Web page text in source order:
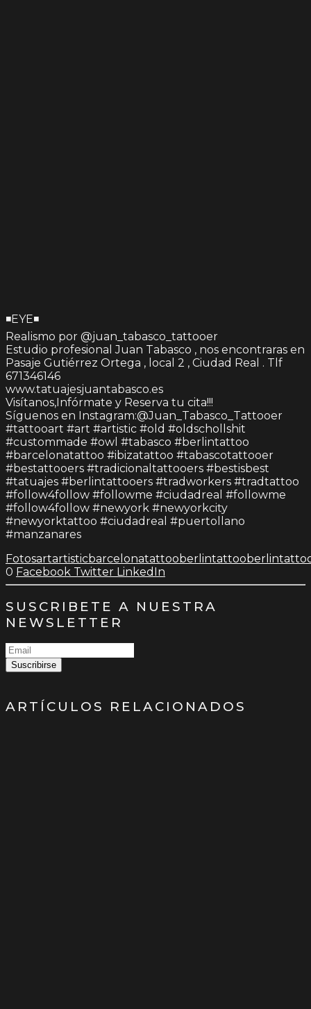
◾️EYE◾️
Realismo por @juan_tabasco_tattooer
Estudio profesional Juan Tabasco , nos encontraras en
Pasaje Gutiérrez Ortega , local 2 , Ciudad Real . Tlf
671346146
www.tatuajesjuantabasco.es
Visítanos,Infórmate y Reserva tu cita!!!
Síguenos en Instagram:@Juan_Tabasco_Tattooer
#tattooart #art #artistic #old #oldschollshit
#custommade #owl #tabasco #berlintattoo
#barcelonatattoo #ibizatattoo #tabascotattooer
#bestattooers #tradicionaltattooers #bestisbest
#tatuajes #berlintattooers #tradworkers #tradtattoo
#follow4follow #followme #ciudadreal #followme
#follow4follow #newyork #newyorkcity
#newyorktattoo #ciudadreal #puertollano
#manzanares
Fotosartartisticbarcelonatattooberlintattoo
0 Facebook Twitter LinkedIn
SUSCRIBETE A NUESTRA
NEWSLETTER
Suscribirse
ARTÍCULOS RELACIONADOS